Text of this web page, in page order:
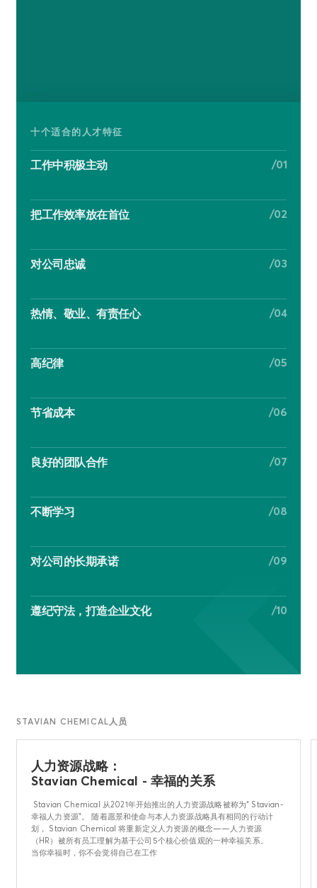
十个适合的人才特征
工作中积极主动 /01
把工作效率放在首位 /02
对公司忠诚 /03
热情、敬业、有责任心 /04
高纪律 /05
节省成本 /06
良好的团队合作 /07
不断学习 /08
对公司的长期承诺 /09
遵纪守法，打造企业文化 /10
STAVIAN CHEMICAL人员
人力资源战略：
Stavian Chemical - 幸福的关系
Stavian Chemical 从2021年开始推出的人力资源战略被称为“ Stavian-
幸福人力资源”。 随着愿景和使命与本人力资源战略具有相同的行动计
划， Stavian Chemical 将重新定义人力资源的概念——人力资源
（HR）被所有员工理解为基于公司5个核心价值观的一种幸福关系。
当你幸福时，你不会觉得自己在工作